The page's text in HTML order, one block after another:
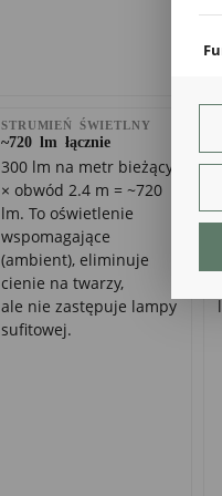
STRUMIEŃ ŚWIETLNY
~720 lm łącznie
300 lm na metr bieżący
× obwód 2.4 m = ~720
lm. To oświetlenie
wspomagające
(ambient), eliminuje
cienie na twarzy,
ale nie zastępuje lampy
sufitowej.